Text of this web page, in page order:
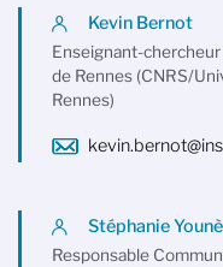
Kevin Bernot
Enseignant-
de Rennes (CNRS/
Rennes)
Stéphanie
Responsable